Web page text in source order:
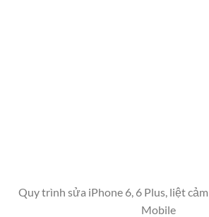
Quy trình sửa iPhone 6, 6 Plus, liệt
Mobile